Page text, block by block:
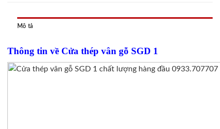
Mô tả
Thông tin về Cửa thép vân gỗ SGD 1